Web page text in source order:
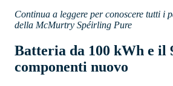
Continua a leggere per conoscere tutti i
della McMurtry Spéirling Pure
Batteria da 100 kWh e il
componenti nuovo